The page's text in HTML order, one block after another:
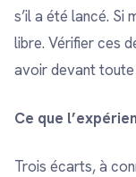
s’il a été lancé. Si
libre. Vérifier ces
avoir devant
Ce que
Trois écarts, à